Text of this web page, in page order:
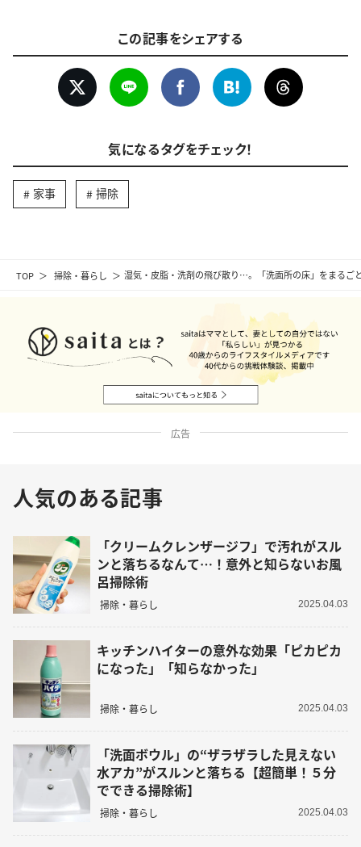
TOP 掃除・暮らし 湿気・皮脂・洗剤の飛び散り…。「洗面所の床」をまるご
この記事をシェアする
気になるタグをチェック！
家事 掃除
広告
人気のある記事
「クリームクレンザージフ」で汚れがスル
ンと落ちるなんて…！意外と知らないお風
呂掃除術
掃除・暮らし 2025.04.03
キッチンハイターの意外な効果「ピカピカ
になった」「知らなかった」
掃除・暮らし 2025.04.03
「洗面ボウル」の“ザラザラした見えない
水アカ”がスルンと落ちる【超簡単！５分
でできる掃除術】
掃除・暮らし 2025.04.03